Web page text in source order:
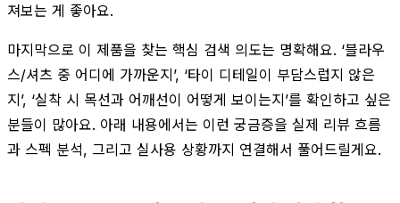
져보는 게 좋아요.
마지막으로 이 제품을 찾는 핵심 검색 의도는 명확해요. ‘블라우
스/셔츠 중 어디에 가까운지’, ‘타이 디테일이 부담스럽지 않은
지’, ‘실착 시 목선과 어깨선이 어떻게 보이는지’를 확인하고 싶은
분들이 많아요. 아래 내용에서는 이런 궁금증을 실제 리뷰 흐름
과 스펙 분석, 그리고 실사용 상황까지 연결해서 풀어드릴게요.